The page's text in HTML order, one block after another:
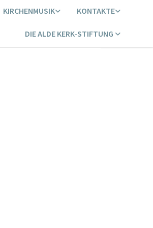
KIRCHENMUSIK KONTAKTE
DIE ALDE KERK-STIFTUNG